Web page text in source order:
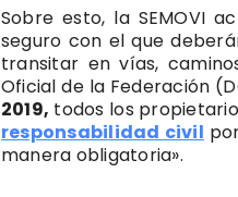
Sobre esto, la SEMOVI
seguro con el que
transitar en vías,
Oficial de la Federación
2019, todos los
responsabilidad civil
manera obligatoria».